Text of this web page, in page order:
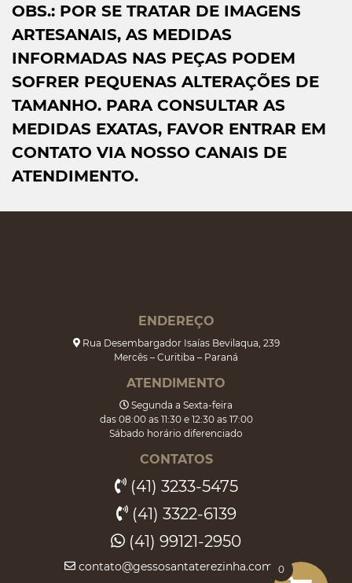
OBS.: POR SE TRATAR DE IMAGENS
ARTESANAIS, AS MEDIDAS
INFORMADAS NAS PEÇAS PODEM
SOFRER PEQUENAS ALTERAÇÕES DE
TAMANHO. PARA CONSULTAR AS
MEDIDAS EXATAS, FAVOR ENTRAR EM
CONTATO VIA NOSSO CANAIS DE
ATENDIMENTO.
ENDEREÇO
Rua Desembargador Isaías Bevilaqua, 239
Mercês – Curitiba – Paraná
ATENDIMENTO
Segunda a Sexta-feira
das 08:00 as 11:30 e 12:30 as 17:00
Sábado horário diferenciado
CONTATOS
(41) 3233-5475
(41) 3322-6139
(41) 99121-2950
contato@gessosantaterezinha.com.br
0